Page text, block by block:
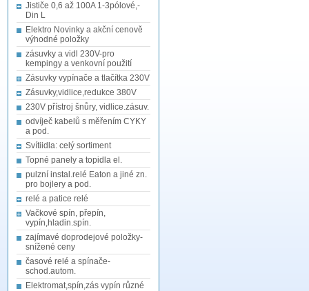
Jističe 0,6 až 100A 1-3pólové,-
Din L
Elektro Novinky a akční cenově
výhodné položky
zásuvky a vidl 230V-pro
kempingy a venkovní použití
Zásuvky vypínače a tlačítka 230V
Zásuvky,vidlice,redukce 380V
230V přístroj šnůry, vidlice.zásuv.
odvíječ kabelů s měřením CYKY
a pod.
Svítiidla: celý sortiment
Topné panely a topidla el.
pulzní instal.relé Eaton a jiné zn.
pro bojlery a pod.
relé a patice relé
Vačkové spín, přepín,
vypín,hladin.spín.
zajímavé doprodejové položky-
snížené ceny
časové relé a spínače-
schod.autom.
Elektromat,spín,zás vypín různé